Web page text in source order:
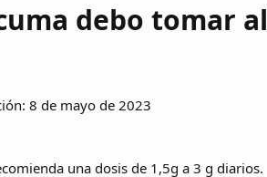
debo tomar al
8 de mayo de 2023
una dosis de 1,5g a 3 g diarios.